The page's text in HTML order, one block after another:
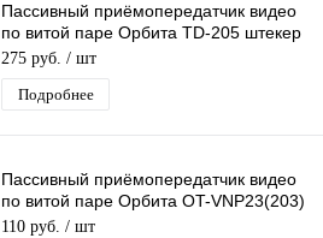
Пассивный приёмопередатчик видео
по витой паре Орбита TD-205 штекер
BNC - под push зажим до 305 м
275 руб. / шт
Подробнее
Пассивный приёмопередатчик видео
по витой паре Орбита OT-VNP23(203)
штекер BNC - под винт до 600 м
110 руб. / шт